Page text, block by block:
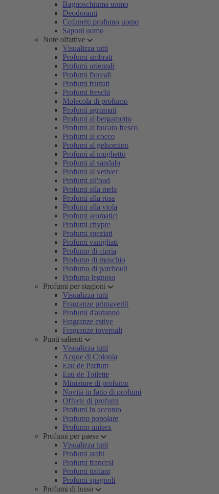
Bagnoschiuma uomo
Deodoranti
Cofanetti profumo uomo
Saponi uomo
Note olfattive
Visualizza tutti
Profumi ambrati
Profumi orientali
Profumi floreali
Profumi fruttati
Profumi freschi
Molecola di profumo
Profumi agrumati
Profumi al bergamotto
Profumi al bucato fresco
Profumi al cocco
Profumi al gelsomino
Profumi al mughetto
Profumi al sandalo
Profumi al vetiver
Profumi all'oud
Profumi alla mela
Profumi alla rosa
Profumi alla viola
Profumi aromatici
Profumi chypre
Profumi speziati
Profumi vanigliati
Profumo di cipria
Profumo di muschio
Profumo di patchouli
Profumo legnoso
Profumi per stagioni
Visualizza tutti
Fragranze primaverili
Profumi d'autunno
Fragranze estive
Fragranze invernali
Punti salienti
Visualizza tutti
Acque di Colonia
Eau de Parfum
Eau de Toilette
Miniature di profumo
Novità in fatto di profumi
Offerte di profumi
Profumi in acconto
Profumo popolare
Profumo unisex
Profumi per paese
Visualizza tutti
Profumi arabi
Profumi francesi
Profumi italiani
Profumi spagnoli
Profumi di lusso